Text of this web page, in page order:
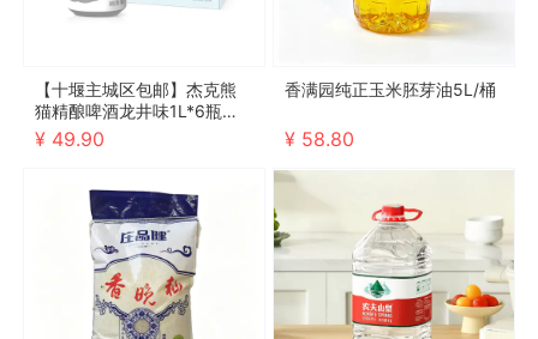
【十堰主城区包邮】杰克熊
猫精酿啤酒龙井味1L*6瓶（2
026年10月4号到期，介意勿
¥ 49.90
香满园纯正玉米胚芽油5L/桶
¥ 58.80